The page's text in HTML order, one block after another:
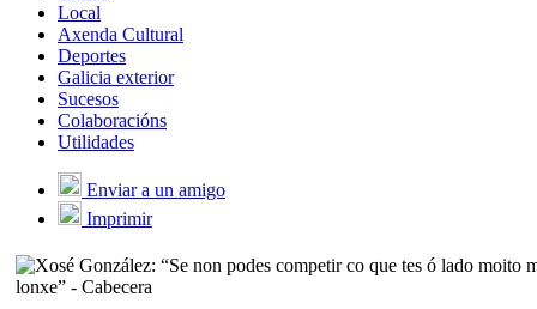
Local
Axenda Cultural
Deportes
Galicia exterior
Sucesos
Colaboracións
Utilidades
Enviar a un amigo
Imprimir